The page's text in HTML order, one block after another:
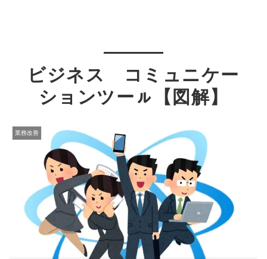
ビジネス コミュニケー
ションツーㇽ【図解】
業務改善